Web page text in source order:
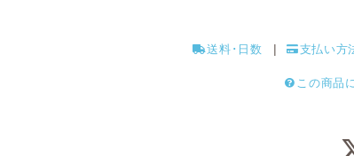
送料･日数 支払い方
この商品